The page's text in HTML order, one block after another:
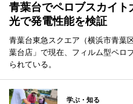
青葉台でペロブスカイ
光で発電性能を検証
青葉台東急スクエア（横浜市青葉
葉台店」で現在、フィルム型ペロ
られている。
学ぶ・知る